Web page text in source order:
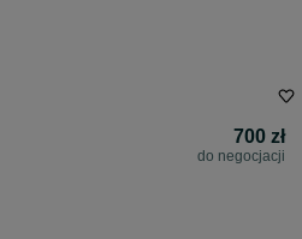
700 zł
do negocjacji